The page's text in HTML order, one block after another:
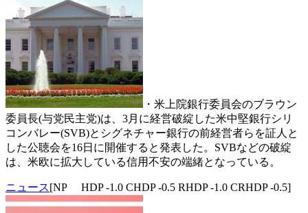
・米上院銀行委員会のブラウン
委員長(与党民主党)は、3月に経営破綻した米中堅銀行シリ
コンバレー(SVB)とシグネチャー銀行の前経営者らを証人と
した公聴会を16日に開催すると発表した。SVBなどの破綻
は、米欧に拡大している信用不安の端緒となっている。
ニュース[NP HDP -1.0 CHDP -0.5 RHDP -1.0 CRHDP -0.5]